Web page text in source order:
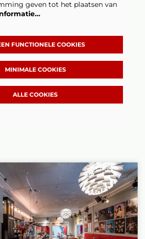
geven tot het plaatsen van
FUNCTIONELE COOKIES
MINIMALE COOKIES
ALLE COOKIES